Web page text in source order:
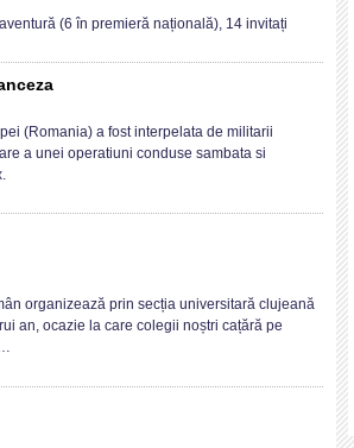
(6 în premieră națională), 14 invitați
(Romania) a fost interpelata de militarii
a unei operatiuni conduse sambata si
organizează prin secția universitară clujeană
an, ocazie la care colegii noștri cațără pe